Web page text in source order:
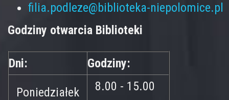
filia.podleze@biblioteka-niepolomice.pl
Godziny otwarcia Biblioteki
Dni: Godziny:
Poniedziałek 8.00 - 15.00